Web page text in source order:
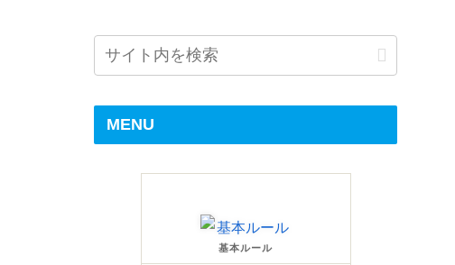
MENU
基本ルール